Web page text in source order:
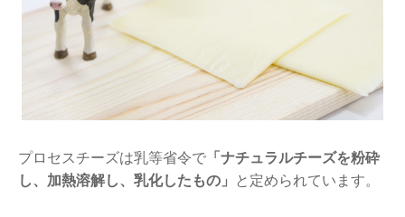
プロセスチーズは乳等省令で 「ナチュラルチーズを粉砕
し、加熱溶解し、乳化したもの」
と定められています。